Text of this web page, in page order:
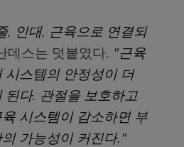
, 인대, 근육으로 연결되
데스는 덧붙였다. "근육
시스템의 안정성이 더
된다. 관절을 보호하고
시스템이 감소하면 부
가능성이 커진다."